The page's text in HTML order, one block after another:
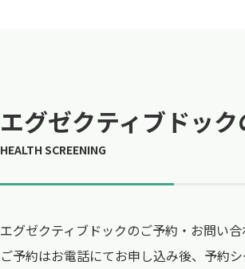
エグゼクティブドッ
エグゼクティブドックのご予約・お問い
ご予約はお電話にてお申し込み後、予約